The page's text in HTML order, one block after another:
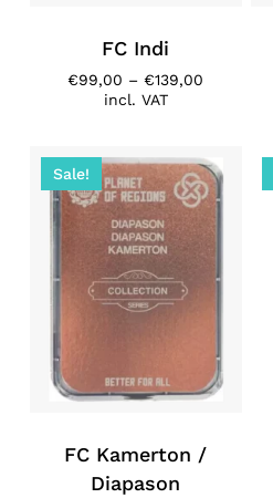
FC Indi
€99,00 – €139,00
€139,00
incl. VAT
Sale!
FC Kamerton /
Diapason